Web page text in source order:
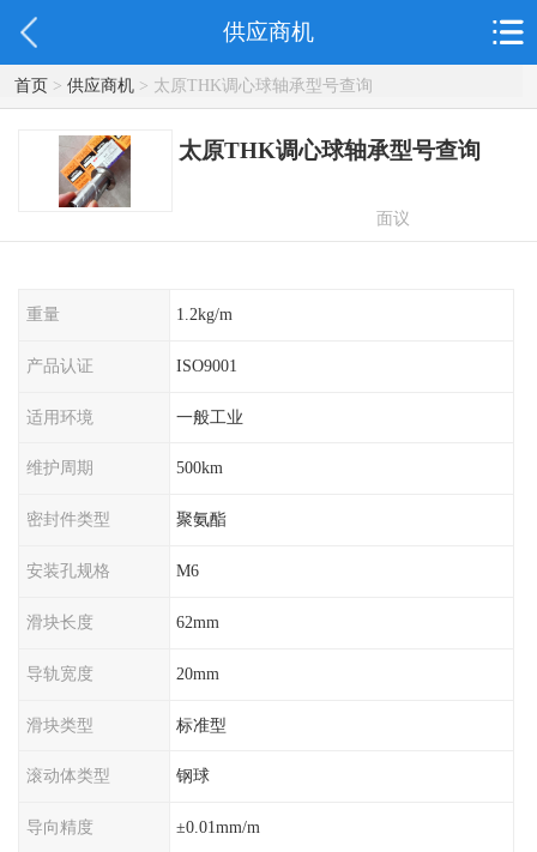
供应商机
首页> 供应商机> 太原THK调心球轴承型号查询
太原THK调心球轴承型号查询
面议
重量 1.2kg/m
产品认证 ISO9001
适用环境 一般工业
维护周期 500km
密封件类型 聚氨酯
安装孔规格 M6
滑块长度 62mm
导轨宽度 20mm
滑块类型 标准型
滚动体类型 钢球
导向精度 ±0.01mm/m